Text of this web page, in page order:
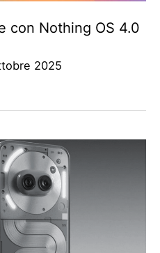
con Nothing OS 4.0
2025